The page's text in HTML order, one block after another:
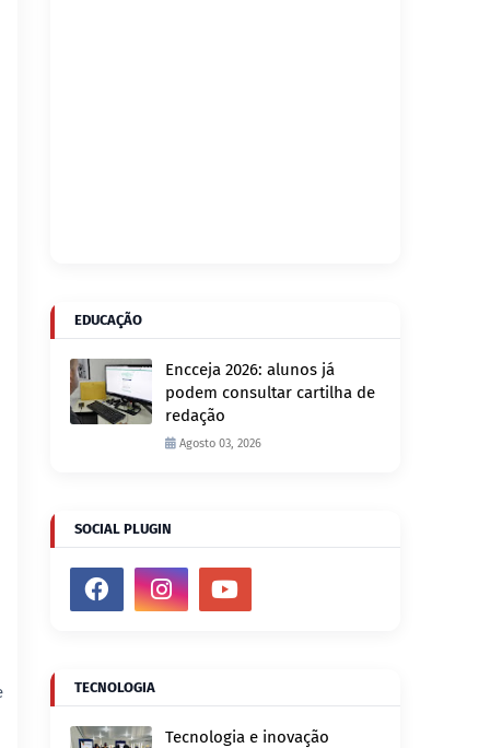
EDUCAÇÃO
Encceja 2026: alunos já
podem consultar cartilha de
redação
Agosto 03, 2026
SOCIAL PLUGIN
TECNOLOGIA
Tecnologia e inovação